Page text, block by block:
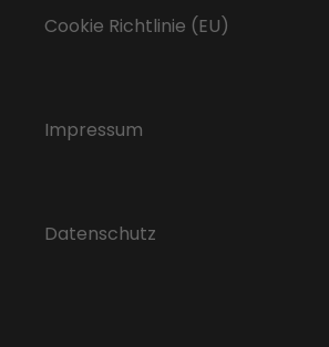
Cookie Richtlinie (EU)
Impressum
Datenschutz